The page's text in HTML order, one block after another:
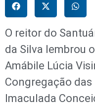
O reitor do
da Silva lembrou
Amábile Lúcia
Congregação
Imaculada